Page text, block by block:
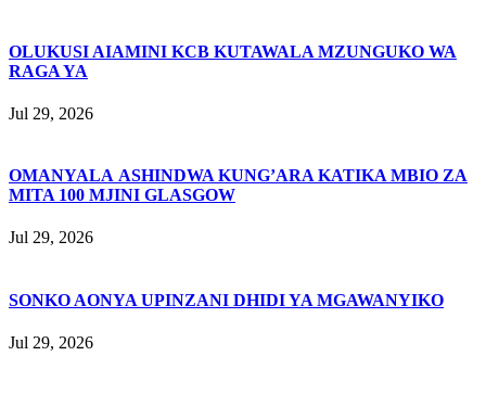
OLUKUSI AIAMINI KCB KUTAWALA MZUNGUKO WA
RAGA YA
Jul 29, 2026
OMANYALA ASHINDWA KUNG’ARA KATIKA MBIO ZA
MITA 100 MJINI GLASGOW
Jul 29, 2026
SONKO AONYA UPINZANI DHIDI YA MGAWANYIKO
Jul 29, 2026